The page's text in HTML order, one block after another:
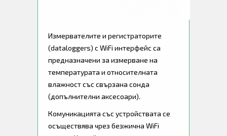
Измервателите и регистраторите
(dataloggers) с WiFi интерфейс са
предназначени за измерване на
температурата и относителната
влажност със свързана сонда
(допълнителни аксесоари).
Комуникацията със устройствата се
осъществява чрез безжична WiFi